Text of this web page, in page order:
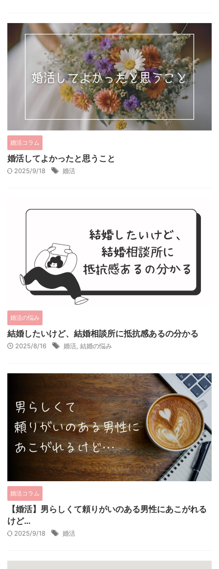
婚活コラム
婚活してよかったと思うこと
2025/9/18 婚活
婚活の悩み
結婚したいけど、結婚相談所に抵抗感あるの分かる
2025/8/16 婚活, 結婚の悩み
婚活コラム
【婚活】男らしくて頼りがいのある男性にあこがれる
けど…
2025/9/18 婚活